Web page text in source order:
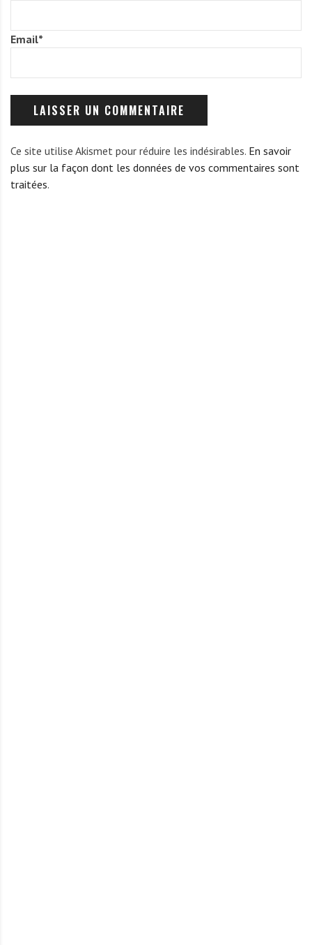
Email*
Ce site utilise Akismet pour réduire les indésirables. En savoir
plus sur la façon dont les données de vos commentaires sont
traitées.